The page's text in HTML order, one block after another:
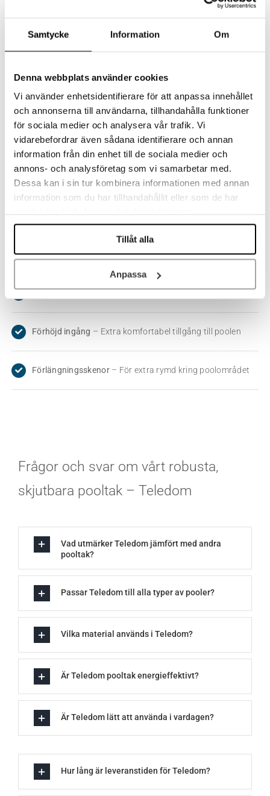
Samtycke Information Om
Denna webbplats använder cookies
Vi använder enhetsidentifierare för att anpassa innehållet
och annonserna till användarna, tillhandahålla funktioner
för sociala medier och analysera vår trafik. Vi
vidarebefordrar även sådana identifierare och annan
information från din enhet till de sociala medier och
annons- och analysföretag som vi samarbetar med.
Dessa kan i sin tur kombinera informationen med annan
information som du har tillhandahållit eller som de har
Tillåt alla
Anpassa
med/utan tröskel
Ventilationsluckor– Smart ventilation via dörr eller
uppvikbar front
Specialdörrar – Vikbar gavel eller horisontell skjutdörr
längs långsida
Väggmontage– Möjlighet till ensidig väggmontering
Anpassad takhöjd– Specialanpassas efter behov
Förhöjd ingång – Extra komfortabel tillgång till poolen
Förlängningsskenor– För extra rymd kring poolområdet
Frågor och svar om vårt robusta,
skjutbara pooltak – Teledom
Vad utmärker Teledom jämfört med andra
pooltak?
Passar Teledom till alla typer av pooler?
Vilka material används i Teledom?
Är Teledom pooltak energieffektivt?
Är Teledom lätt att använda i vardagen?
Hur lång är leveranstiden för Teledom?